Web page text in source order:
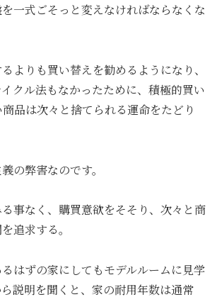
一式ごそっと変えなければならなくな
よりも買い替えを勧めるようになり、
クル法もなかったために、積極的買い
品は次々と捨てられる運命をたどり
の弊害なのです。
事なく、購買意欲をそそり、次々と商
追求する。
はずの家にしてもモデルルームに見学
説明を聞くと、家の耐用年数は通常